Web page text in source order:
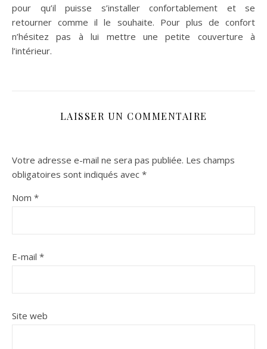
pour qu’il puisse s’installer confortablement et se
retourner comme il le souhaite. Pour plus de confort
n’hésitez pas à lui mettre une petite couverture à
l’intérieur.
LAISSER UN COMMENTAIRE
Votre adresse e-mail ne sera pas publiée. Les champs
obligatoires sont indiqués avec *
Nom *
E-mail *
Site web